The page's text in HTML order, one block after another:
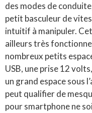
des modes de
petit basculeur de
intuitif à manipuler.
ailleurs très
nombreux petits
USB, une prise 12
un grand espace sous
peut qualifier de
pour smartphone ne